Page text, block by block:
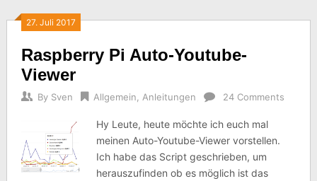
27. Juli 2017
Raspberry Pi Auto-Youtube-
Viewer
By Sven Allgemein Anleitungen 24 Comments
Hy Leute, heute möchte ich euch mal
meinen Auto-Youtube-Viewer vorstellen.
Ich habe das Script geschrieben, um
herauszufinden ob es möglich ist das